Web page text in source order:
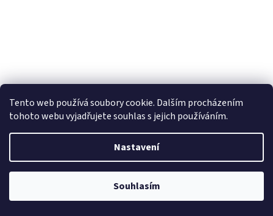
Tento web používá soubory cookie. Dalším procházením
tohoto webu vyjadřujete souhlas s jejich používáním.
Nastavení
Souhlasím
Gumové autokoberce Mazda 2 2007-2015 | RIGUM